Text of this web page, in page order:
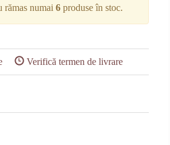
rămas numai 6 produse în stoc.
Verifică termen de livrare